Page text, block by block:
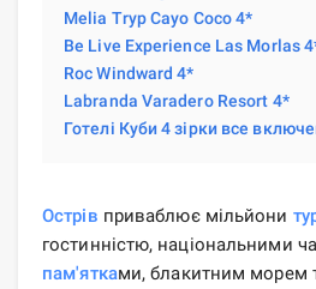
Melia Tryp Cayo Coco 4*
Be Live Experience Las Morlas
Roc Windward 4*
Labranda Varadero Resort 4*
Готелі Куби 4 зірки все
Острів приваблює мільйони
гостинністю, національними
пам'ятками, блакитним морем